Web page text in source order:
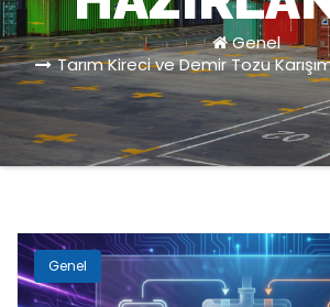
Genel
Tarım Kireci ve Demir Tozu
Genel